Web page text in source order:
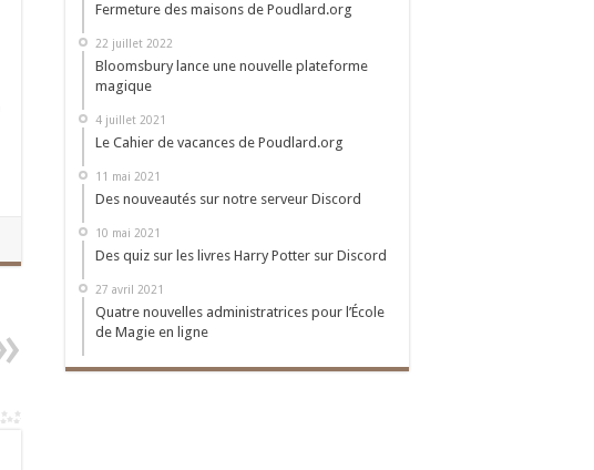
Fermeture des maisons de Poudlard.org
22 juillet 2022
Bloomsbury lance une nouvelle plateforme
magique
4 juillet 2021
Le Cahier de vacances de Poudlard.org
11 mai 2021
Des nouveautés sur notre serveur Discord
10 mai 2021
Des quiz sur les livres Harry Potter sur Discord
27 avril 2021
Quatre nouvelles administratrices pour l’École
de Magie en ligne